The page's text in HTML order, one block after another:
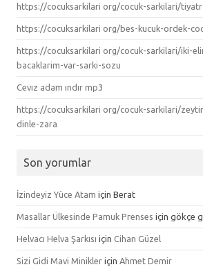
https://cocuksarkilari org/cocuk-sarkilari/
https://cocuksarkilari org/bes-kucuk-ordek-
https://cocuksarkilari org/cocuk-sarkilari/iki-
bacaklarim-var-sarki-sozu
Cevız adam ındır mp3
https://cocuksarkilari org/cocuk-sarkilari/
dinle-zara
Son yorumlar
İzindeyiz Yüce Atam için Berat
Masallar Ülkesinde Pamuk Prenses için gökçe
Helvacı Helva Şarkısı için Cihan Güzel
Sizi Gidi Mavi Minikler için Ahmet Demir